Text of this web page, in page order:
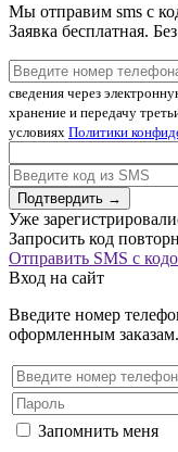
Мы отправим sms с
Заявка бесплатная.
сведения через
хранение и передачу
условиях Политики
Подтвердить →
Уже
Запросить код
Отправить SMS с
Вход на сайт
Введите номер
оформленным заказам.
Запомнить меня